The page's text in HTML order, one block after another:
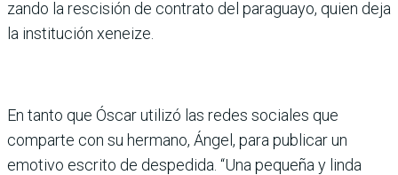
zando la rescisión de contrato del paraguayo, quien deja
la institución xeneize.
En tanto que Óscar utilizó las redes sociales que
comparte con su hermano, Ángel, para publicar un
emotivo escrito de despedida. “Una pequeña y linda